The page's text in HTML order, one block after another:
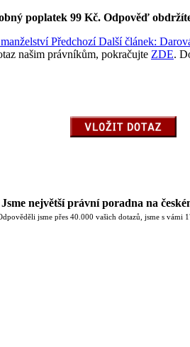
poplatek 99 Kč. Odpověď
Předchozí Další článek:
našim právníkům, pokračujte ZDE.
Jsme největší právní poradna na
jsme přes 40.000 vašich dotazů, jsme s vámi